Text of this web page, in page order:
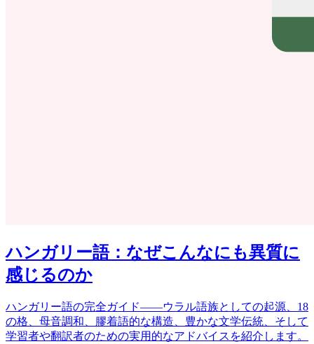
ハンガリー語：なぜこんなにも異質に
感じるのか
ハンガリー語の完全ガイド――ウラル語族としての起源、18
の格、母音調和、膠着語的な構造、豊かな文学伝統、そして
学習者や翻訳者のための実用的なアドバイスを紹介します。